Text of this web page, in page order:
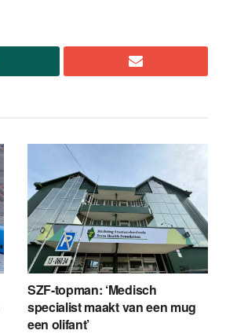
SZF-topman: ‘Medisch
specialist maakt van een mug
een olifant’